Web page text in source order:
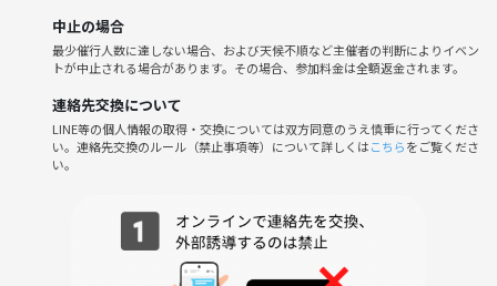
🌱 モヤモヤしていた気持ちが、言葉になる
🌱 自分の経験に意味を見出せる
🌱 前に進む勇気が湧いてくる
🌱 同じような悩みを持つ仲間と出会える
この会は、誰かの正解を押しつける場所ではありません。
あなたの中にある“まだ言葉になっていない想い”を、
「モヤモヤしていた気持ちが、言葉になった」
中止の場合
最少催行人数に達しない場合、および天候不順など主催者の判断によりイベン
トが中止される場合があります。その場合、参加料金は全額返金されます。
連絡先交換について
LINE等の個人情報の取得・交換については双方同意のうえ慎重に行ってくださ
い。連絡先交換のルール（禁止事項等）について詳しくはこちらをご覧くださ
い。